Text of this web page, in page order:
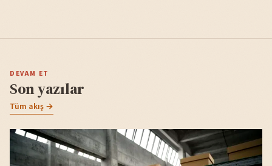
DEVAM ET
Son yazılar
Tüm akış →